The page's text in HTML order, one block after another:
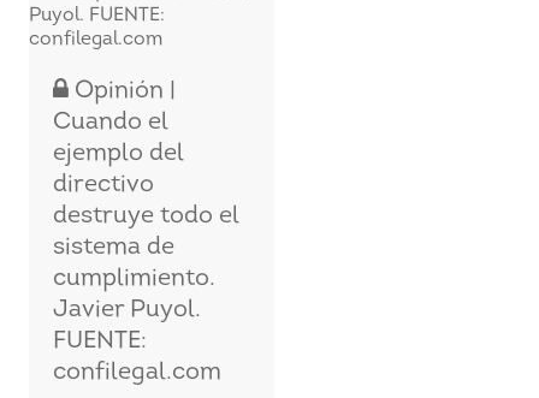
Opinión |
Cuando el
ejemplo del
directivo
destruye todo el
sistema de
cumplimiento.
Javier Puyol.
FUENTE:
confilegal.com